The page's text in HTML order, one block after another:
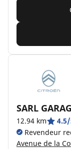
SARL
12.94 km
Revendeur
Avenue de la